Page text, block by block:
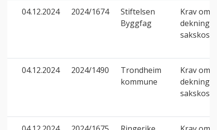
04.12.2024 2024/1674
Stiftelsen
Byggfag
Krav om
dekning
04.12.2024 2024/1490
Trondheim
kommune
Krav om
dekning